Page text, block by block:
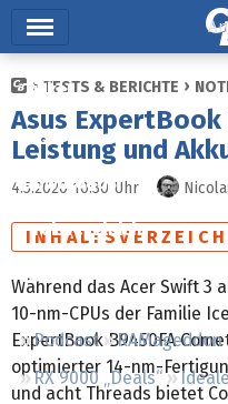
Ticker
Tests
Downloads
Preisvergleich
Forum
Podcast RAMageddon
RX 9000 „Deals“
TESTS & BERICHTE
Asus ExpertBook
Leistung und
4.5.2020 10:30 Uhr
Während das Acer Swift 3
10-nm-CPUs der Familie
ExpertBook B9450FA
optimierter 14-nm-
und acht Threads bietet